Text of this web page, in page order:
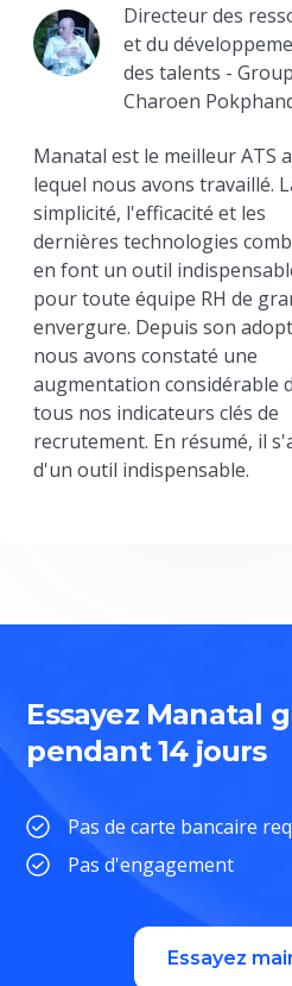
Directeur des
et du
des talents -
Charoen
Manatal est le meilleur ATS
lequel nous avons travaillé.
simplicité, l'efficacité et les
dernières technologies
en font un outil
pour toute équipe RH de
envergure. Depuis son
nous avons constaté une
augmentation considérable
tous nos indicateurs clés de
recrutement. En résumé, il
d'un outil indispensable.
Essayez Manatal
pendant 14 jours
Pas de carte bancaire
Pas d'engagement
Essayez